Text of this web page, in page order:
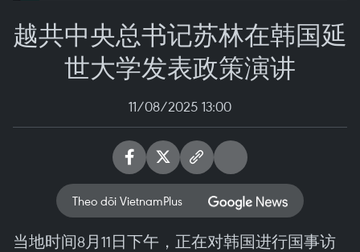
越共中央总书记苏林在韩国延
世大学发表政策演讲
11/08/2025 13:00
Theo dõi VietnamPlus
当地时间8月11日下午，正在对韩国进行国事访